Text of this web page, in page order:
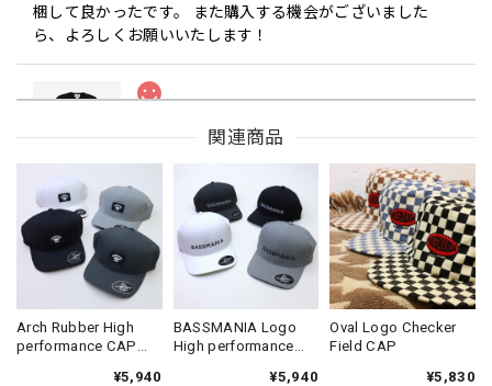
梱して良かったです。 また購入する機会がございました
ら、よろしくお願いいたします！
ブラック L
【Double.H】MIR
Daeun / BlackSilver
2026/07/31
MIR届きました。発送まで迅速に対応して頂きありがとうご
ざいました。
関連商品
Arch Rubber High
performance CAP
¥5,940
BASSMANIA Logo
High performance
¥5,940
Oval Logo Checker
Field CAP
¥5,830